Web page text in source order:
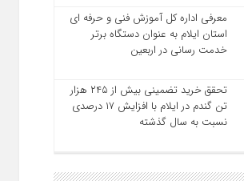
معرفی اداره کل آموزش فنی و حرفه‌ ای
استان ایلام به‌ عنوان دستگاه برتر
خدمت‌ رسانی در اربعین
تحقق خرید تضمینی بیش از ۲۴۵ هزار
تن گندم در ایلام با افزایش ۱۷ درصدی
نسبت به سال گذشته